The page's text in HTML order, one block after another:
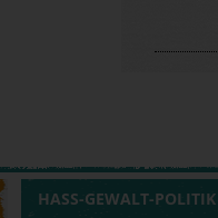
HASS-GEWALT-POLITIK